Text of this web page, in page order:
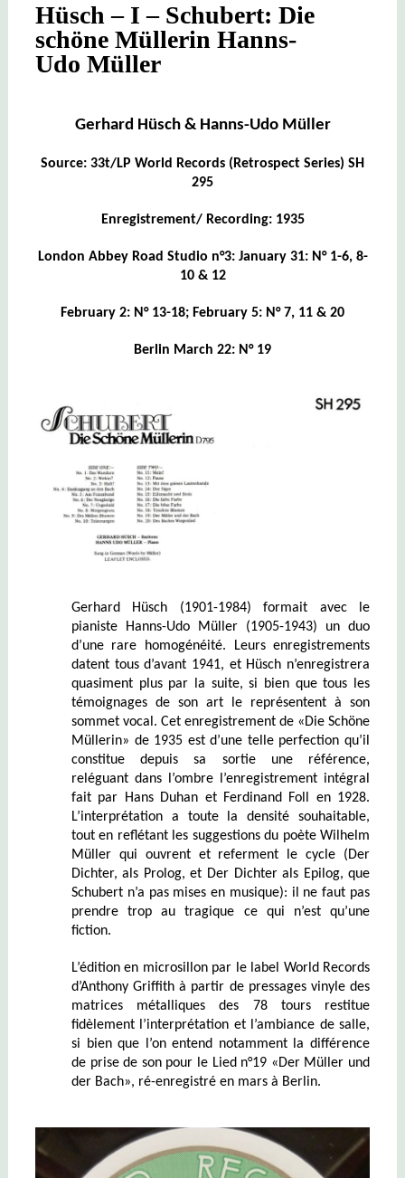
Hüsch – I – Schubert: Die
schöne Müllerin Hanns-
Udo Müller
Gerhard Hüsch & Hanns-Udo Müller
Source: 33t/LP World Records (Retrospect Series) SH
295
Enregistrement/ Recording: 1935
London Abbey Road Studio n°3: January 31: N° 1-6, 8-
10 & 12
February 2: N° 13-18; February 5: N° 7, 11 & 20
Berlin March 22: N° 19
Gerhard Hüsch (1901-1984) formait avec le
pianiste Hanns-Udo Müller (1905-1943) un duo
d’une rare homogénéité. Leurs enregistrements
datent tous d’avant 1941, et Hüsch n’enregistrera
quasiment plus par la suite, si bien que tous les
témoignages de son art le représentent à son
sommet vocal. Cet enregistrement de «Die Schöne
Müllerin» de 1935 est d’une telle perfection qu’il
constitue depuis sa sortie une référence,
reléguant dans l’ombre l’enregistrement intégral
fait par Hans Duhan et Ferdinand Foll en 1928.
L’interprétation a toute la densité souhaitable,
tout en reflétant les suggestions du poète Wilhelm
Müller qui ouvrent et referment le cycle (Der
Dichter, als Prolog, et Der Dichter als Epilog, que
Schubert n’a pas mises en musique): il ne faut pas
prendre trop au tragique ce qui n’est qu’une
fiction.
L’édition en microsillon par le label World Records
d’Anthony Griffith à partir de pressages vinyle des
matrices métalliques des 78 tours restitue
fidèlement l’interprétation et l’ambiance de salle,
si bien que l’on entend notamment la différence
de prise de son pour le Lied n°19 «Der Müller und
der Bach», ré-enregistré en mars à Berlin.